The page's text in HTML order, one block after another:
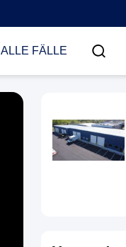
ALLE FÄLLE